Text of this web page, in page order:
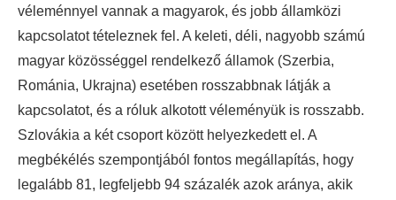
véleménnyel vannak a magyarok, és jobb államközi
kapcsolatot tételeznek fel. A keleti, déli, nagyobb számú
magyar közösséggel rendelkező államok (Szerbia,
Románia, Ukrajna) esetében rosszabbnak látják a
kapcsolatot, és a róluk alkotott véleményük is rosszabb.
Szlovákia a két csoport között helyezkedett el. A
megbékélés szempontjából fontos megállapítás, hogy
legalább 81, legfeljebb 94 százalék azok aránya, akik